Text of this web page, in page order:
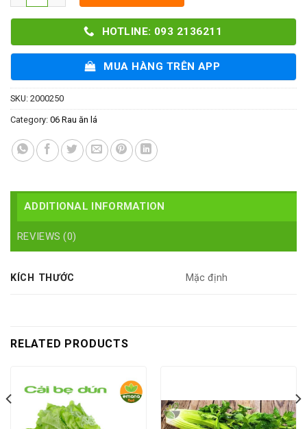
HOTLINE: 093 2136211
MUA HÀNG TRÊN APP
SKU: 2000250
Category: 06 Rau ăn lá
ADDITIONAL INFORMATION
REVIEWS (0)
KÍCH THƯỚC Mặc định
RELATED PRODUCTS